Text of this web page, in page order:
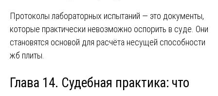
Протоколы лабораторных испытаний — это документы,
которые практически невозможно оспорить в суде. Они
становятся основой для расчёта несущей способности
жб плиты.
Глава 14. Судебная практика: что